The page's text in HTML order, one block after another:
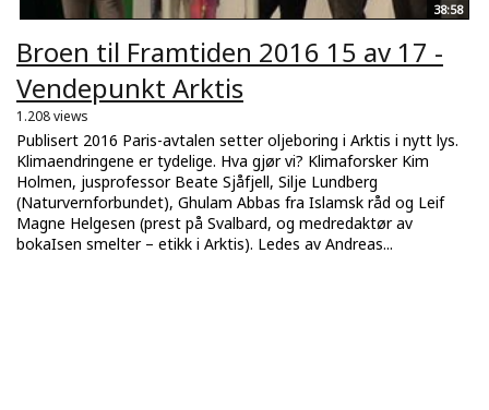
38:58
Broen til Framtiden 2016 15 av 17 -
Vendepunkt Arktis
1.208 views
Publisert 2016 Paris-avtalen setter oljeboring i Arktis i nytt lys.
Klimaendringene er tydelige. Hva gjør vi? Klimaforsker Kim
Holmen, jusprofessor Beate Sjåfjell, Silje Lundberg
(Naturvernforbundet), Ghulam Abbas fra Islamsk råd og Leif
Magne Helgesen (prest på Svalbard, og medredaktør av
bokaIsen smelter – etikk i Arktis). Ledes av Andreas...